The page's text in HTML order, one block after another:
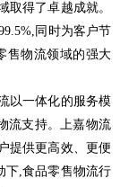
取得了卓越成就。
同时为客户节
售物流领域的强大
以一体化的服务模
流支持。上嘉物流
提供更高效、更便
下,食品零售物流行